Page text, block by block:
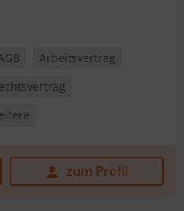
Arbeitsvertrag
zum Profil